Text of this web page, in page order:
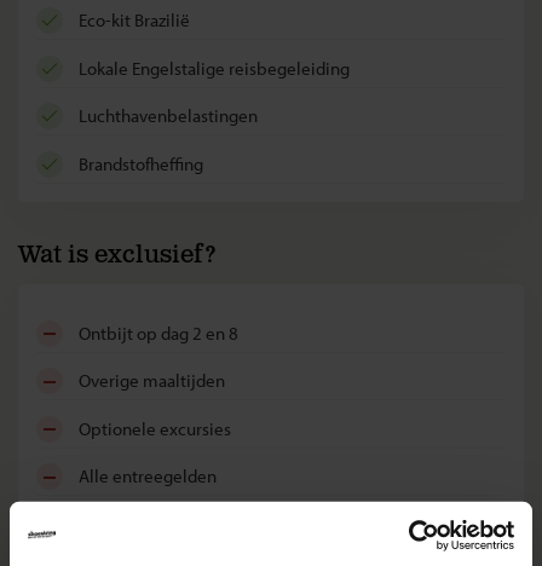
eco-kit Brazilië
lokale Engelstalige reisbegeleiding
luchthavenbelastingen
brandstofheffing
Wat is exclusief?
ontbijt op dag 2 en 8
overige maaltijden
optionele excursies
alle entreegelden